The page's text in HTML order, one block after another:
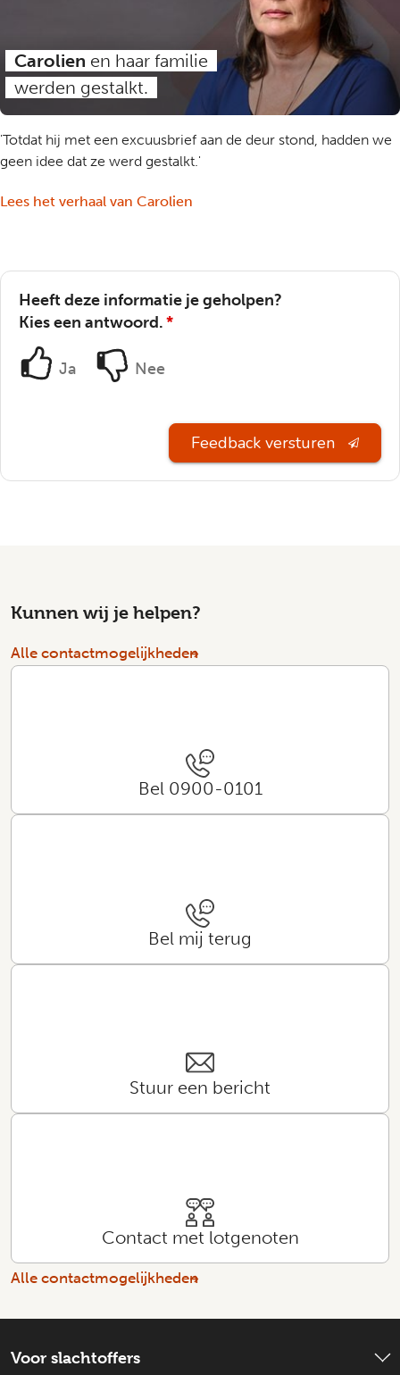
Carolien en haar familie
werden gestalkt.
'Totdat hij met een excuusbrief aan de deur stond, hadden we
geen idee dat ze werd gestalkt.'
Lees het verhaal van Carolien
Heeft deze informatie je geholpen?
Kies een antwoord.*
Ja Nee
Feedback versturen
Kunnen wij je helpen?
Alle contactmogelijkheden
Bel 0900-0101
Bel mij terug
Stuur een bericht
Contact met lotgenoten
Alle contactmogelijkheden
Voor slachtoffers